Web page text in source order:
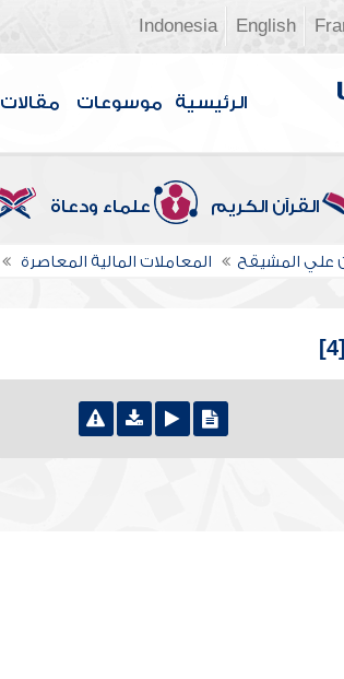
English
Indonesia
الرئيسية موسوعات مقالات
القرآن الكريم علماء ودعاة
علي المشيقح المعاملات المالية المعاصرة